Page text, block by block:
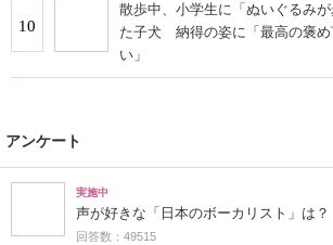
8
「子グマでしょ？」と言われ
激変した現在の姿が220万表示「
るのか」「貫禄が」
散歩中、小学生に「ぬいぐるみが
た子犬 納得の姿に「最高の褒め